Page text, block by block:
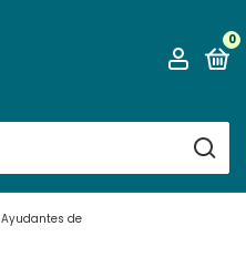
0
Ayudantes de